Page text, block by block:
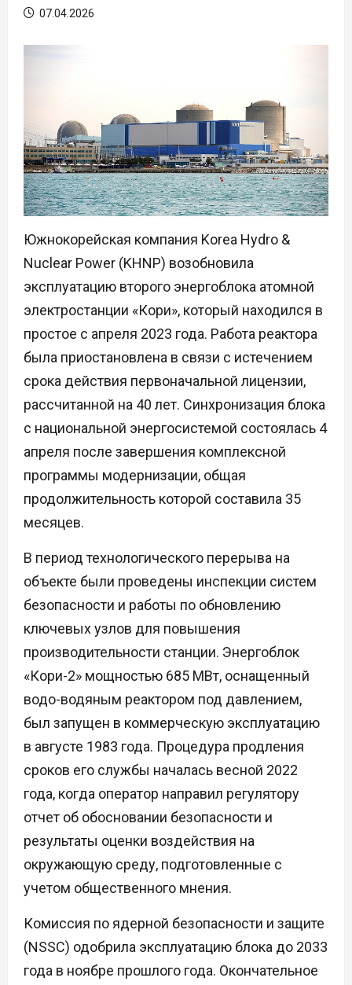
07.04.2026
Южнокорейская компания Korea Hydro &
Nuclear Power (KHNP) возобновила
эксплуатацию второго энергоблока атомной
электростанции «Кори», который находился в
простое с апреля 2023 года. Работа реактора
была приостановлена в связи с истечением
срока действия первоначальной лицензии,
рассчитанной на 40 лет. Синхронизация блока
с национальной энергосистемой состоялась 4
апреля после завершения комплексной
программы модернизации, общая
продолжительность которой составила 35
месяцев.
В период технологического перерыва на
объекте были проведены инспекции систем
безопасности и работы по обновлению
ключевых узлов для повышения
производительности станции. Энергоблок
«Кори-2» мощностью 685 МВт, оснащенный
водо-водяным реактором под давлением,
был запущен в коммерческую эксплуатацию
в августе 1983 года. Процедура продления
сроков его службы началась весной 2022
года, когда оператор направил регулятору
отчет об обосновании безопасности и
результаты оценки воздействия на
окружающую среду, подготовленные с
учетом общественного мнения.
Комиссия по ядерной безопасности и защите
(NSSC) одобрила эксплуатацию блока до 2033
года в ноябре прошлого года. Окончательное